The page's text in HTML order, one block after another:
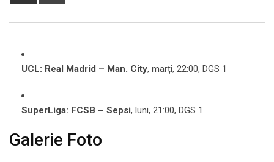
UCL: Real Madrid – Man. City, marți, 22:00, DGS 1
SuperLiga: FCSB – Sepsi, luni, 21:00, DGS 1
Galerie Foto